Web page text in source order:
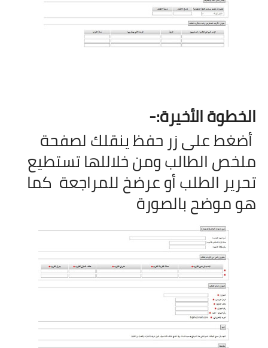
الخطوة الأخيرة:-
أضغط على زر حفظ ينقلك لصفحة
ملخص الطالب ومن خلاللها تستطيع
تحرير الطلب أو عرضخ للمراجعة كما
هو موضح بالصورة